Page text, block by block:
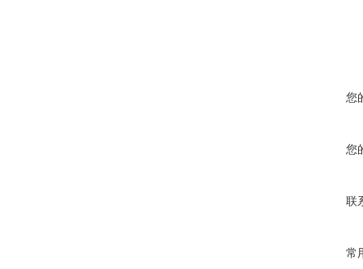
您
您
联
常